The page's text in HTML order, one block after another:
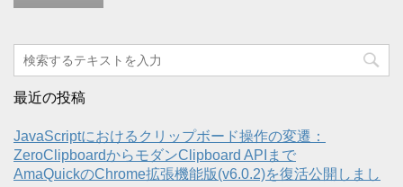
最近の投稿
JavaScriptにおけるクリップボード操作の変遷：
ZeroClipboardからモダンClipboard APIまで
AmaQuickのChrome拡張機能版(v6.0.2)を復活公開しまし